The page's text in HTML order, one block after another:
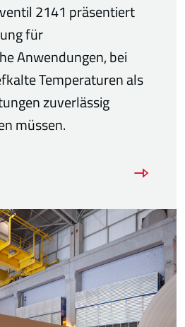
2141 präsentiert
für
Anwendungen, bei
Temperaturen als
zuverlässig
müssen.